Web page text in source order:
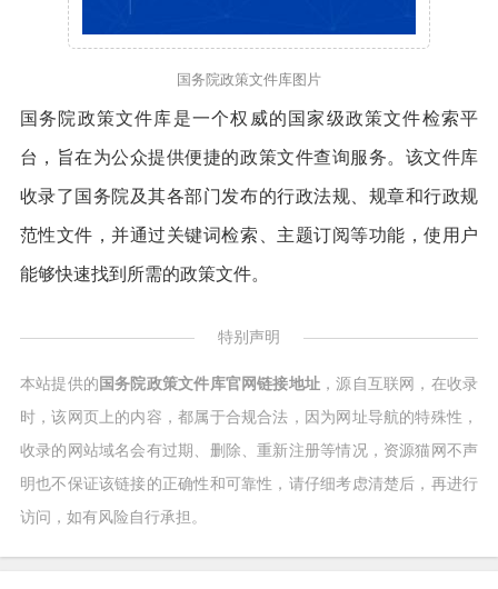
国务院政策文件库图片
国务院政策文件库是一个权威的国家级政策文件检索平
台，旨在为公众提供便捷的政策文件查询服务。该文件库
收录了国务院及其各部门发布的行政法规、规章和行政规
范性文件，并通过关键词检索、主题订阅等功能，使用户
能够快速找到所需的政策文件。
特别声明
本站提供的 国务院政策文件库官网链接地址 ，源自互联网，在收录
时，该网页上的内容，都属于合规合法，因为网址导航的特殊性，
收录的网站域名会有过期、删除、重新注册等情况，资源猫网不声
明也不保证该链接的正确性和可靠性，请仔细考虑清楚后，再进行
访问，如有风险自行承担。